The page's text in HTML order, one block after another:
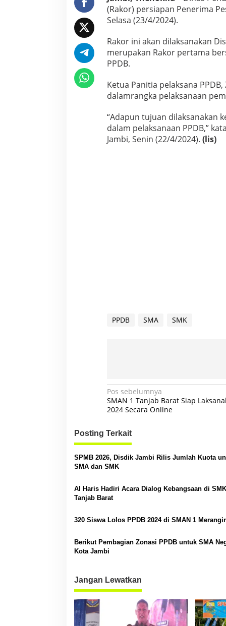
2
0
2
(Rakor) persiapan Penerima
Selasa (23/4/2024).
Rakor ini akan dilaksanakan
merupakan Rakor pertama
PPDB.
Ketua Panitia pelaksana
dalamrangka pelaksanaan
“Adapun tujuan dilaksanakan
dalam pelaksanaan PPDB,”
Jambi, Senin (22/4/2024). (lis)
PPDB SMA SMK
N
a
i
a
i
o
Pos sebelumnya
SMAN 1 Tanjab Barat Siap
2024 Secara Online
Posting Terkait
SPMB 2026, Disdik Jambi Rilis Jumlah Kuota
SMA dan SMK
Al Haris Hadiri Acara Dialog Kebangsaan di
Tanjab Barat
320 Siswa Lolos PPDB 2024 di SMAN 1
Berikut Pembagian Zonasi PPDB untuk SMA
Kota Jambi
Jangan Lewatkan